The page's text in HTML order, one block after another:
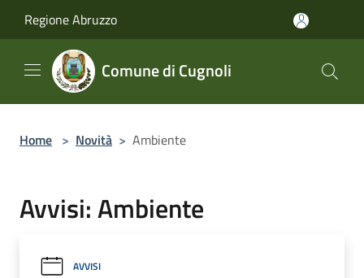
Regione Abruzzo
Comune di Cugnoli
Home > Novità > Ambiente
Avvisi: Ambiente
AVVISI